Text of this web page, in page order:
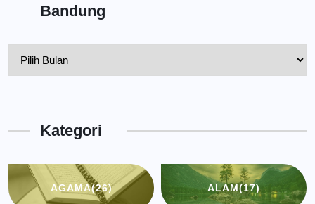
Bandung
BandungKategori
AGAMA(26) ALAM(17)